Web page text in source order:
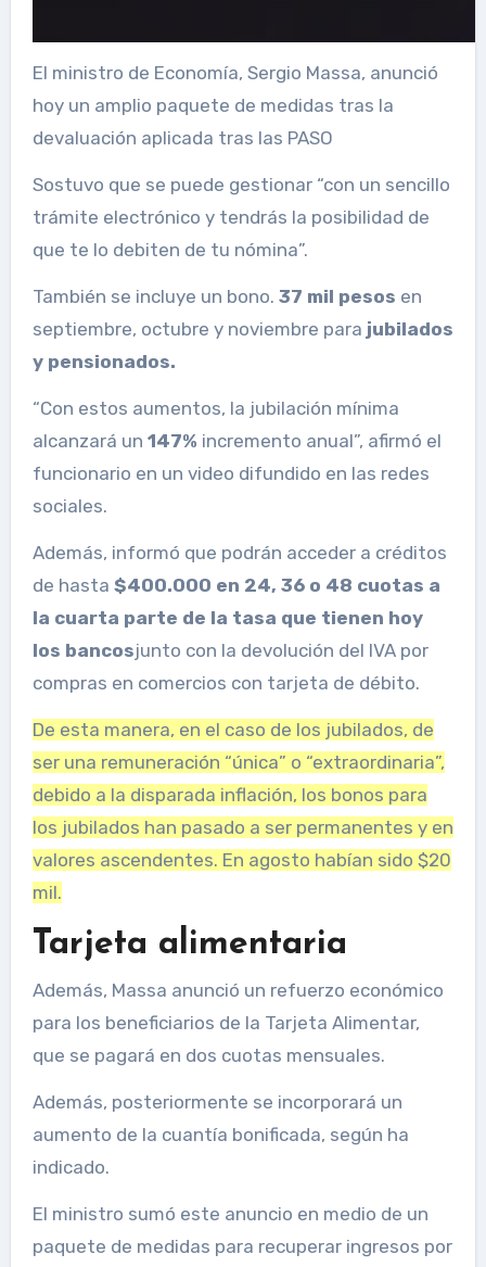
El ministro de Economía, Sergio Massa, anunció
hoy un amplio paquete de medidas tras la
devaluación aplicada tras las PASO
Sostuvo que se puede gestionar “con un sencillo
trámite electrónico y tendrás la posibilidad de
que te lo debiten de tu nómina”.
También se incluye un bono. 37 mil pesos en
septiembre, octubre y noviembre para jubilados
y pensionados.
“Con estos aumentos, la jubilación mínima
alcanzará un 147% incremento anual”, afirmó el
funcionario en un video difundido en las redes
sociales.
Además, informó que podrán acceder a créditos
de hasta $400.000 en 24, 36 o 48 cuotas a
la cuarta parte de la tasa que tienen hoy
los bancosjunto con la devolución del IVA por
compras en comercios con tarjeta de débito.
De esta manera, en el caso de los jubilados, de
ser una remuneración “única” o “extraordinaria”,
debido a la disparada inflación, los bonos para
los jubilados han pasado a ser permanentes y en
valores ascendentes. En agosto habían sido $20
mil.
Tarjeta alimentaria
Además, Massa anunció un refuerzo económico
para los beneficiarios de la Tarjeta Alimentar,
que se pagará en dos cuotas mensuales.
Además, posteriormente se incorporará un
aumento de la cuantía bonificada, según ha
indicado.
El ministro sumó este anuncio en medio de un
paquete de medidas para recuperar ingresos por